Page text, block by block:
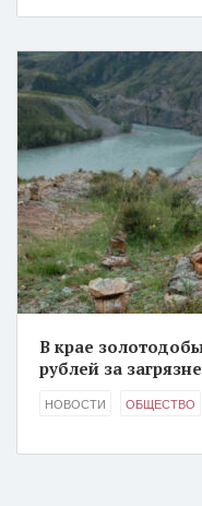
В крае
рублей за
НОВОСТИ ОБЩЕСТВО